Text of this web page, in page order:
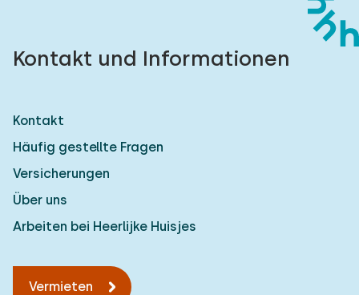
Kontakt und Informationen
Kontakt
Häufig gestellte Fragen
Versicherungen
Über uns
Arbeiten bei Heerlijke Huisjes
Vermieten